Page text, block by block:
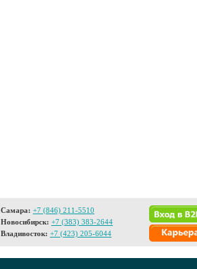
Самара: +7 (846) 211-5510
Новосибирск: +7 (383) 383-2644
Владивосток: +7 (423) 205-6044